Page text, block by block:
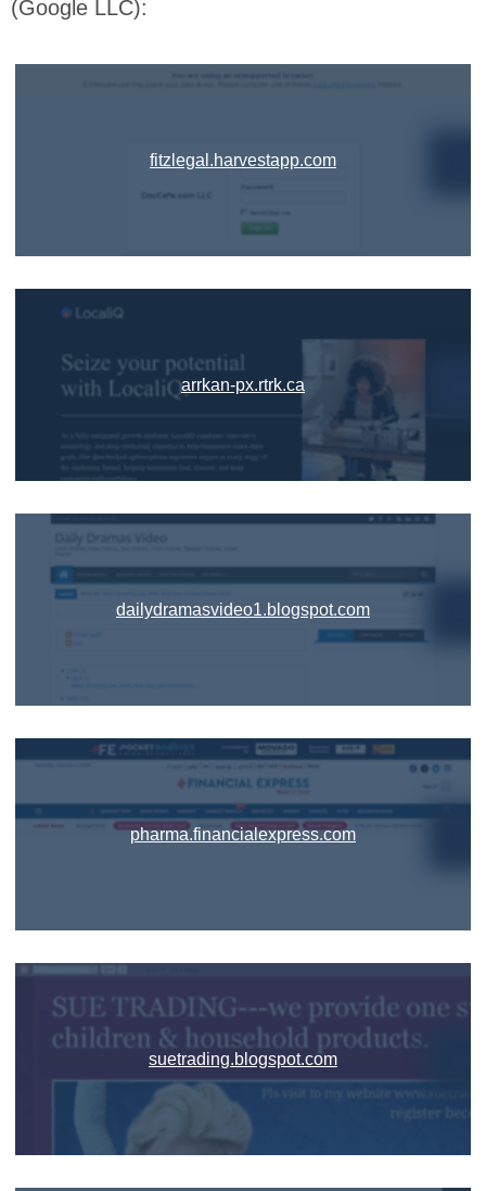
(Google LLC):
fitzlegal.harvestapp.com
arrkan-px.rtrk.ca
dailydramasvideo1.blogspot.com
pharma.financialexpress.com
suetrading.blogspot.com